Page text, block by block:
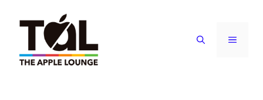
contenuto
MENU